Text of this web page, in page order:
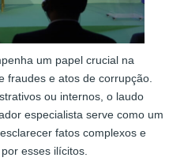
um papel crucial na
fraudes e atos de corrupção.
ou internos, o laudo
especialista serve como um
fatos complexos e
esses ilícitos.